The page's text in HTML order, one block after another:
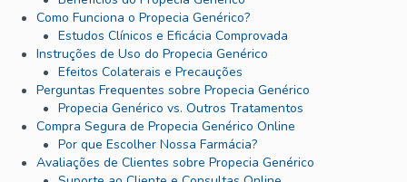
Como Funciona o Propecia Genérico?
Estudos Clínicos e Eficácia Comprovada
Instruções de Uso do Propecia Genérico
Efeitos Colaterais e Precauções
Perguntas Frequentes sobre Propecia Genérico
Propecia Genérico vs. Outros Tratamentos
Compra Segura de Propecia Genérico Online
Por que Escolher Nossa Farmácia?
Avaliações de Clientes sobre Propecia Genérico